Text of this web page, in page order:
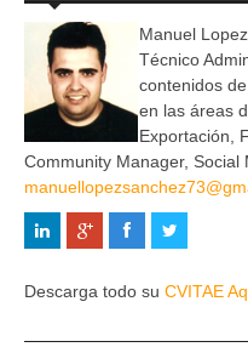
Manuel
Técnico
contenidos de
en las áreas
Exportación,
Community Manager, Social
Descarga todo su CVITAE